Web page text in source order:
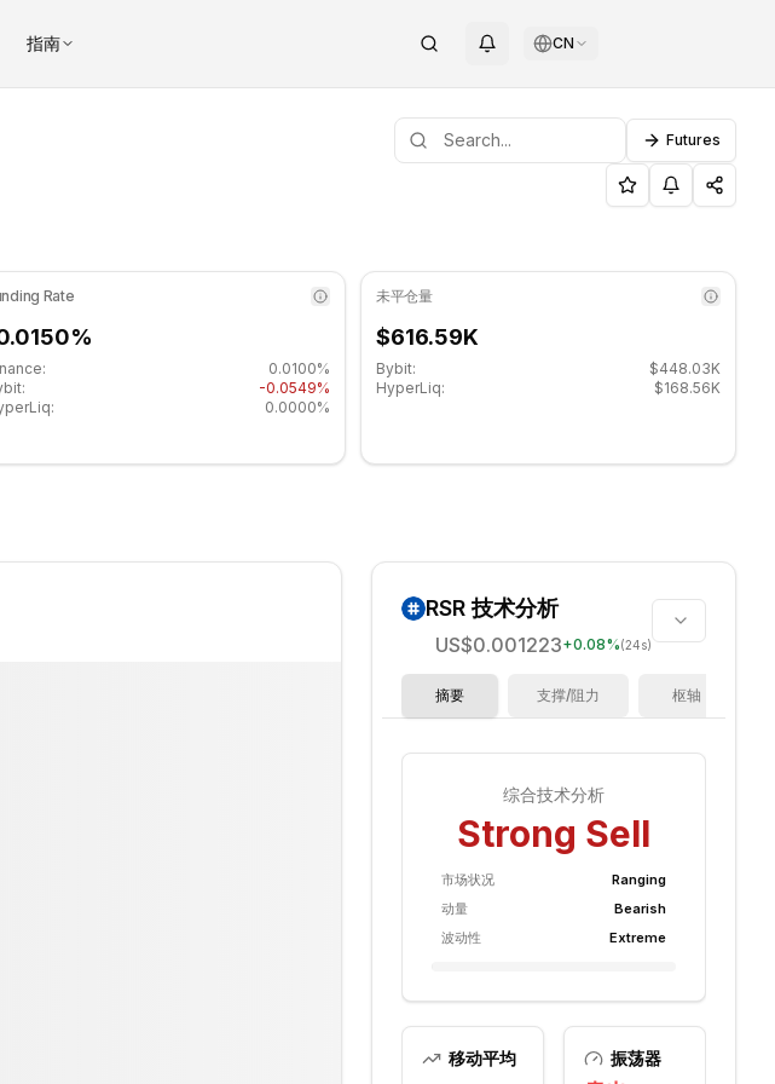
指南 CN
. 重要支撑位: $0.00119933, 阻力位: $0.00123233.
Futures
位
Rate
0.0100%
-0.0549%
0.0000%
未平仓量
$616.59K
Bybit:
$448.03K
HyperLiq:
$168.56K
RSR技术分析
US$0.001223+0.08%(24s)
摘要 支撑/阻力 枢轴
综合技术分析
Strong Sell
市场状况
Ranging
动量
Bearish
波动性
Extreme
移动平均 振荡器